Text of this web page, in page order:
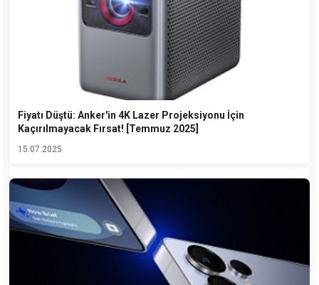
Fiyatı Düştü: Anker'in 4K Lazer Projeksiyonu İçin
Kaçırılmayacak Fırsat! [Temmuz 2025]
15.07.2025